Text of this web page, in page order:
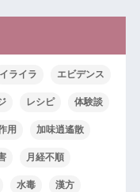
イライラ エビデンス
レシピ 体験談
用 加味逍遙散
月経不順
水毒 漢方